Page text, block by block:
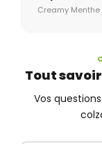
Creamy Menthe
Tout
Vos